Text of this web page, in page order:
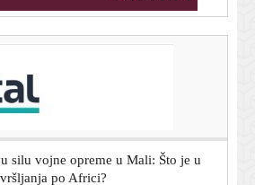
Gorice, pogledajte golove i sve
silu vojne opreme u Mali: Što je u
po Africi?